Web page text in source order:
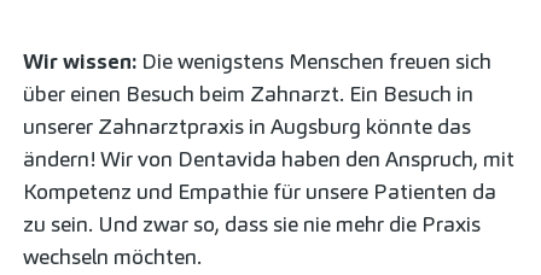
Wir wissen: Die wenigstens Menschen freuen sich
über einen Besuch beim Zahnarzt. Ein Besuch in
unserer Zahnarztpraxis in Augsburg könnte das
ändern! Wir von Dentavida haben den Anspruch, mit
Kompetenz und Empathie für unsere Patienten da
zu sein. Und zwar so, dass sie nie mehr die Praxis
wechseln möchten.